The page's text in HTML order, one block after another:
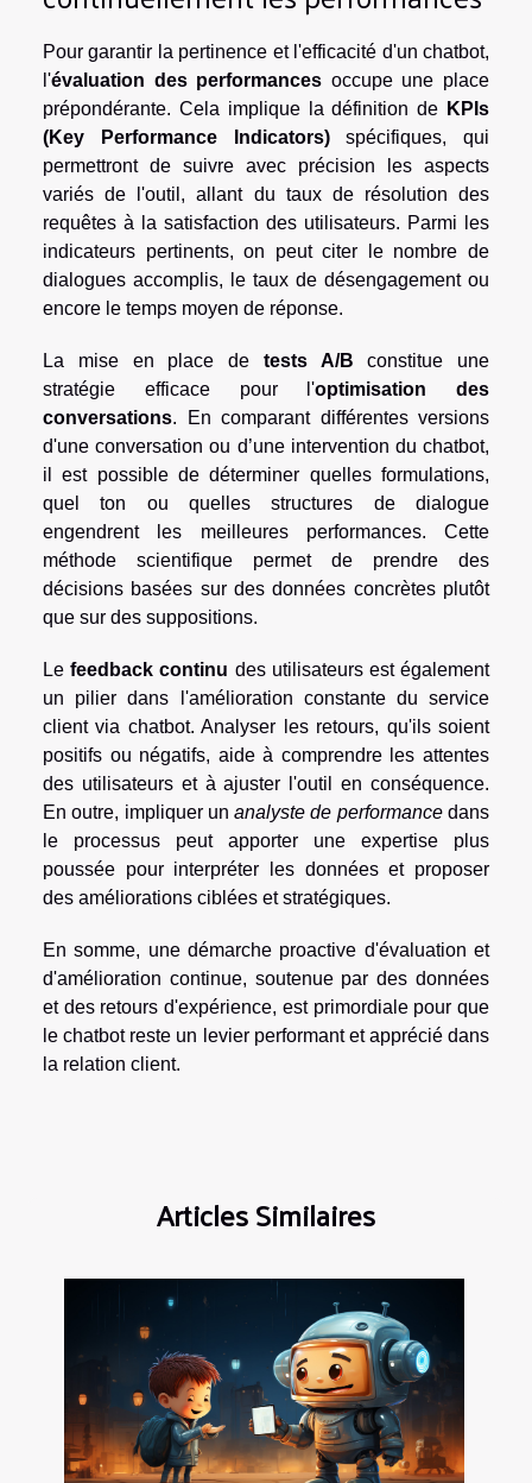
Pour garantir la pertinence et l'efficacité d'un chatbot,
l'évaluation des performances occupe une place
prépondérante. Cela implique la définition de KPIs
(Key Performance Indicators)spécifiques, qui
permettront de suivre avec précision les aspects
variés de l'outil, allant du taux de résolution des
requêtes à la satisfaction des utilisateurs. Parmi les
indicateurs pertinents, on peut citer le nombre de
dialogues accomplis, le taux de désengagement ou
encore le temps moyen de réponse.
La mise en place de tests A/B constitue une
stratégie efficace pour l'optimisation des
conversations. En comparant différentes versions
d'une conversation ou d’une intervention du chatbot,
il est possible de déterminer quelles formulations,
quel ton ou quelles structures de dialogue
engendrent les meilleures performances. Cette
méthode scientifique permet de prendre des
décisions basées sur des données concrètes plutôt
que sur des suppositions.
Lefeedback continu des utilisateurs est également
un pilier dans l'amélioration constante du service
client via chatbot. Analyser les retours, qu'ils soient
positifs ou négatifs, aide à comprendre les attentes
des utilisateurs et à ajuster l'outil en conséquence.
En outre, impliquer unanalyste de performancedans
le processus peut apporter une expertise plus
poussée pour interpréter les données et proposer
des améliorations ciblées et stratégiques.
En somme, une démarche proactive d'évaluation et
d'amélioration continue, soutenue par des données
et des retours d'expérience, est primordiale pour que
le chatbot reste un levier performant et apprécié dans
la relation client.
Articles Similaires